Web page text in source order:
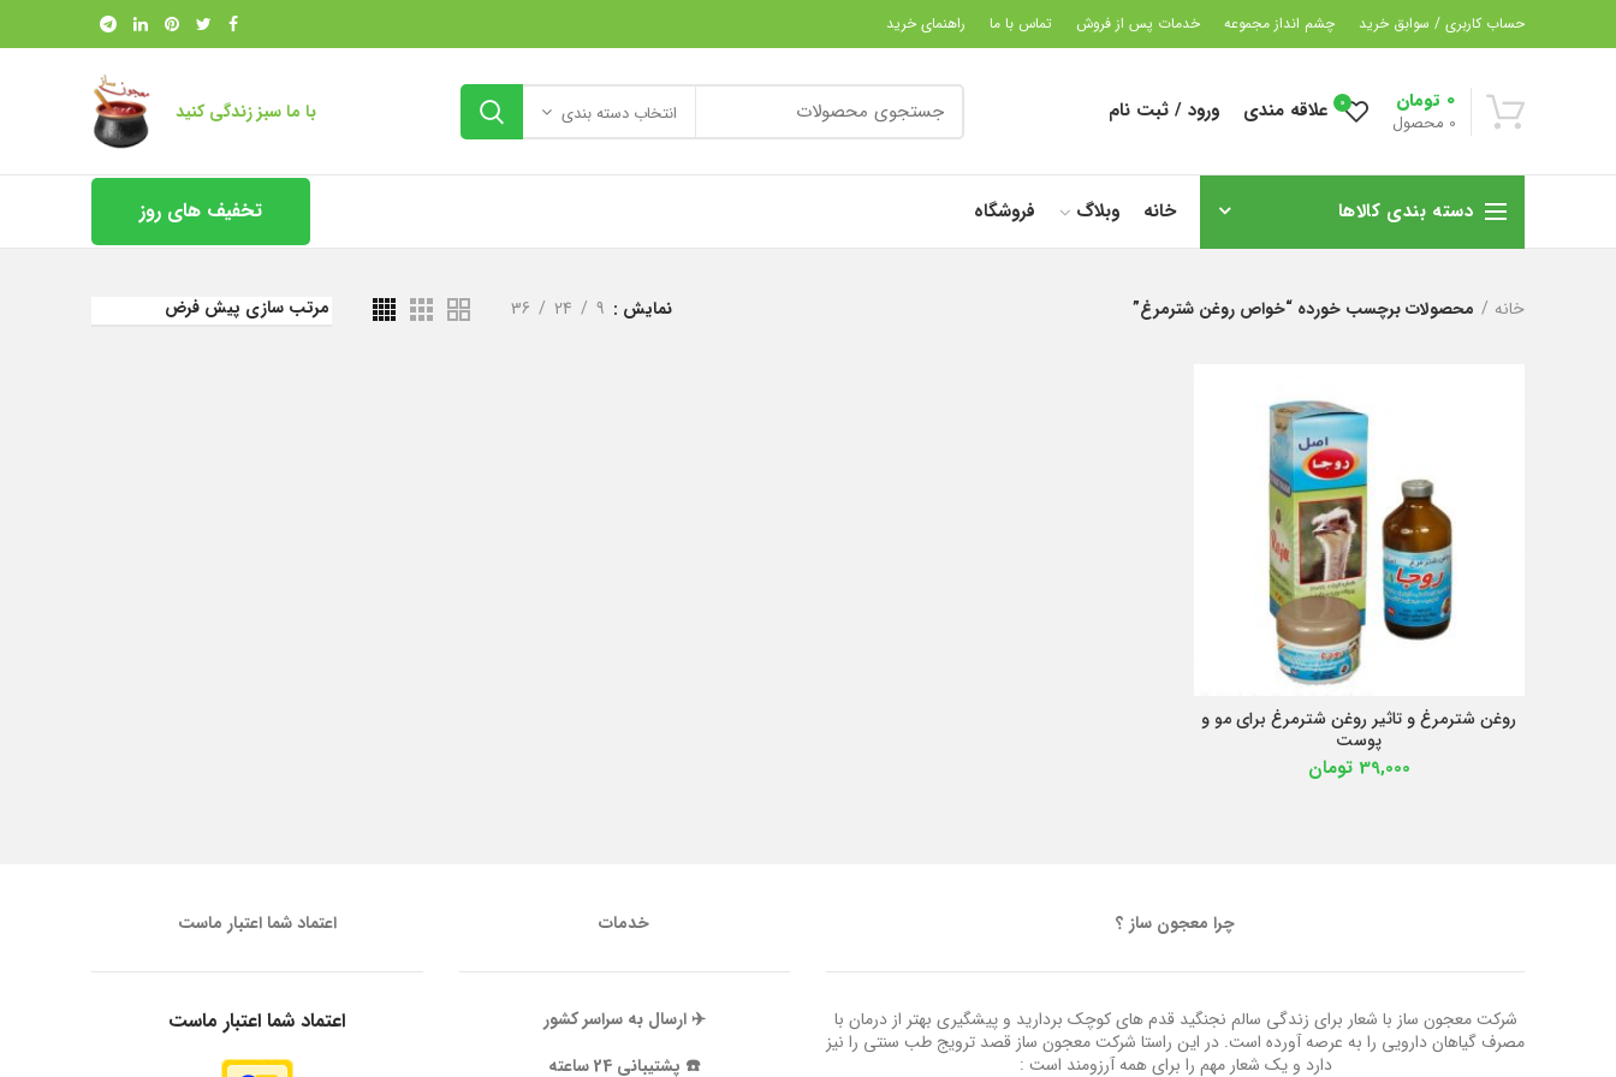
حساب کاربری / سوابق خرید چشم انداز مجموعه خدمات پس از فروش تماس با ما راهنمای خرید
0 محصول
0 تومان 0 علاقه مندی ورود / ثبت نام انتخاب دسته بندی با ما سبز زندگی کنید
دسته بندی کالاها خانه وبلاگ فروشگاه تخفیف های روز
خانه محصولات برچسب خورده “خواص روغن شترمرغ” نمایش 9
24
36
افزودن به سبد خرید
روغن شترمرغ و تاثیر روغن شترمرغ برای مو و
پوست
39,000 تومان
چرا معجون ساز ؟
شرکت معجون ساز با شعار برای زندگی سالم نجنگید قدم های کوچک بردارید و پیشگیری بهتر از درمان با
مصرف گیاهان دارویی را به عرصه آورده است. در این راستا شرکت معجون ساز قصد ترویج طب سنتی را نیز
دارد و یک شعار مهم را برای همه آرزومند است :
خدمات
✈️ ارسال به سراسر کشور
☎️ پشتیبانی 24 ساعته
اعتماد شما اعتبار ماست
اعتماد شما اعتبار ماست